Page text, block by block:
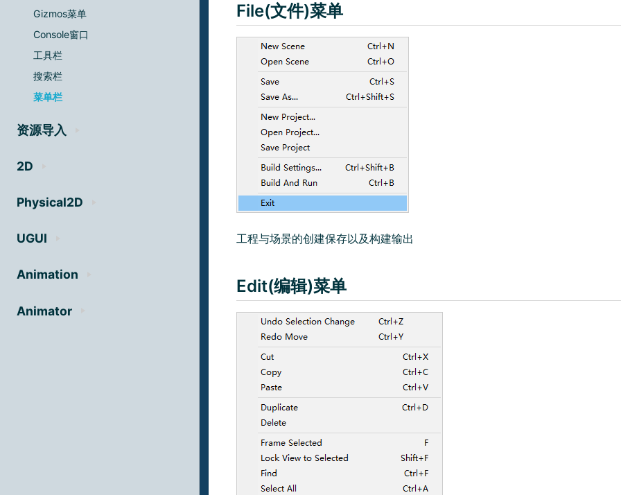
Gizmos菜单
Console窗口
工具栏
搜索栏
菜单栏
资源导入
2D
Physical2D
UGUI
Animation
Animator
File(文件)菜单
工程与场景的创建保存以及构建输出
Edit(编辑)菜单